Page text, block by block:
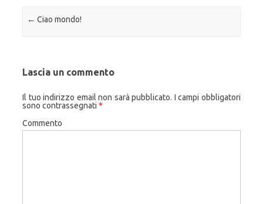
Navigazione articolo
← Ciao mondo!
Lascia un commento
Il tuo indirizzo email non sarà pubblicato. I campi obbligatori
sono contrassegnati *
Commento